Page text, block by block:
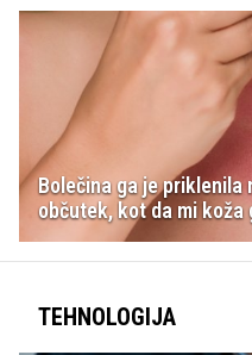
Bolečina ga je priklenila
občutek, kot da mi koža
TEHNOLOGIJA